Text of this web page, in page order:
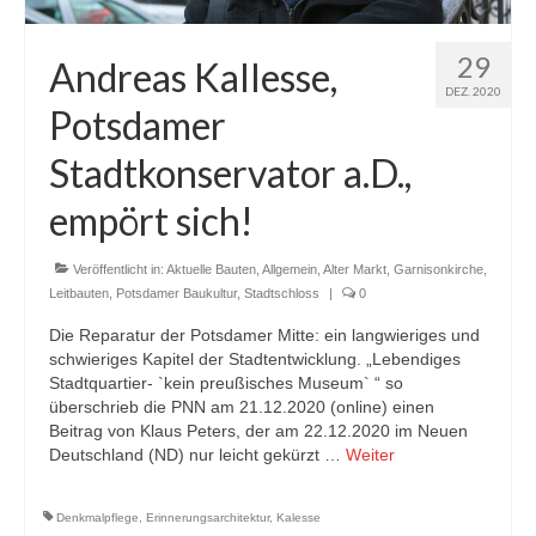
Blog
Kontakt 29
DEZ. 2020
Andreas Kallesse,
Potsdamer
Stadtkonservator a.D.,
empört sich!
Veröffentlicht in: Aktuelle Bauten Allgemein Alter Markt Garnisonkirche
Leitbauten Potsdamer Baukultur, Stadtschloss | 0
Die Reparatur der Potsdamer Mitte: ein langwieriges und
schwieriges Kapitel der Stadtentwicklung. „Lebendiges
Stadtquartier- `kein preußisches Museum` “ so
überschrieb die PNN am 21.12.2020 (online) einen
Beitrag von Klaus Peters, der am 22.12.2020 im Neuen
Deutschland (ND) nur leicht gekürzt … Weiter
Denkmalpflege Erinnerungsarchitektur, Kalesse